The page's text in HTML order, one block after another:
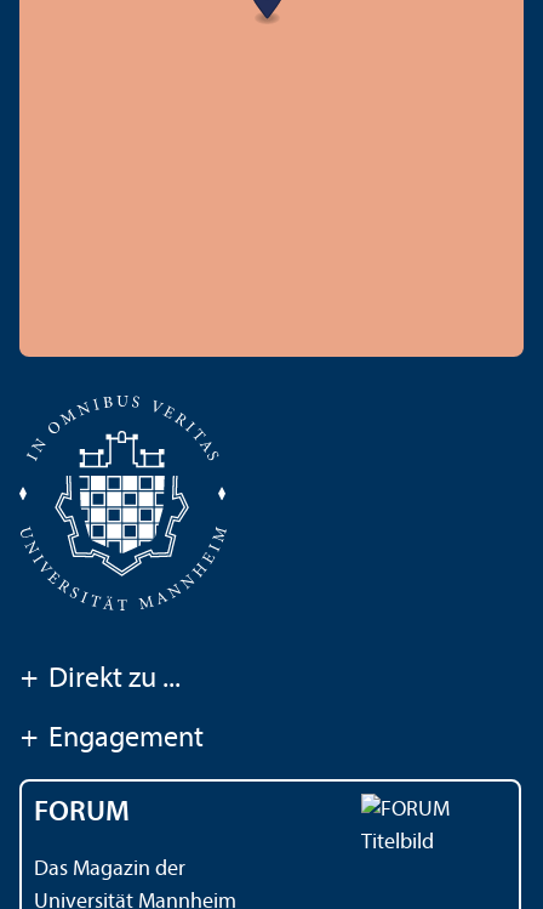
+ Direkt zu ...
+ Engagement
FORUM
Das Magazin der
Universität Mannheim